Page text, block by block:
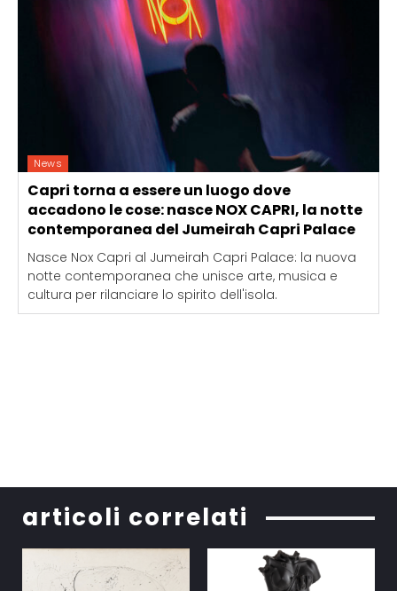
News
Capri torna a essere un luogo dove
accadono le cose: nasce NOX CAPRI, la notte
contemporanea del Jumeirah Capri Palace
Nasce Nox Capri al Jumeirah Capri Palace: la nuova
notte contemporanea che unisce arte, musica e
cultura per rilanciare lo spirito dell'isola.
articoli correlati